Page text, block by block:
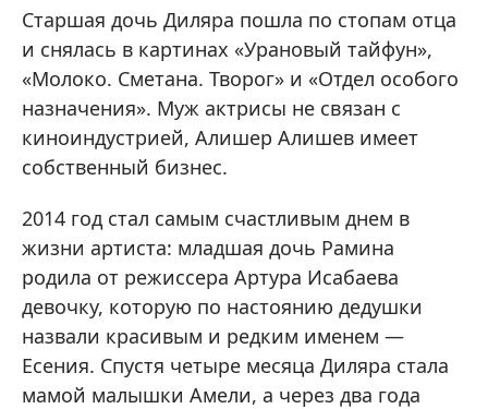
Старшая дочь Диляра пошла по стопам отца
и снялась в картинах «Урановый тайфун»,
«Молоко. Сметана. Творог» и «Отдел особого
назначения». Муж актрисы не связан с
киноиндустрией, Алишер Алишев имеет
собственный бизнес.
2014 год стал самым счастливым днем в
жизни артиста: младшая дочь Рамина
родила от режиссера Артура Исабаева
девочку, которую по настоянию дедушки
назвали красивым и редким именем —
Есения. Спустя четыре месяца Диляра стала
мамой малышки Амели, а через два года